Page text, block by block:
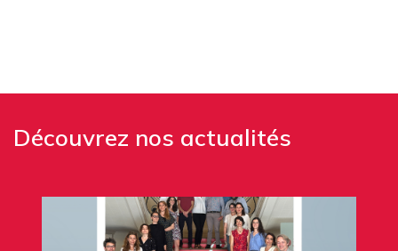
Découvrez nos actualités